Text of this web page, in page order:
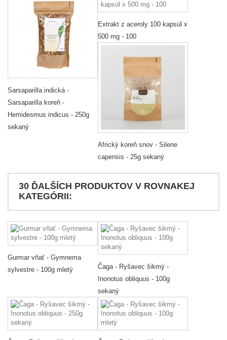
Sarsaparilla indická -
Sarsaparilla koreň -
Hemidesmus indicus - 250g
sekaný
Extrakt z aceroly 100 kapsúl x
500 mg - 100
Africký koreň snov - Silene
capensis - 25g sekaný
30 ĎALŠÍCH PRODUKTOV V ROVNAKEJ
KATEGÓRII:
Gurmar vňať - Gymnema
sylvestre - 100g mletý
Čaga - Ryšavec šikmý -
Inonotus obliquus - 100g
sekaný